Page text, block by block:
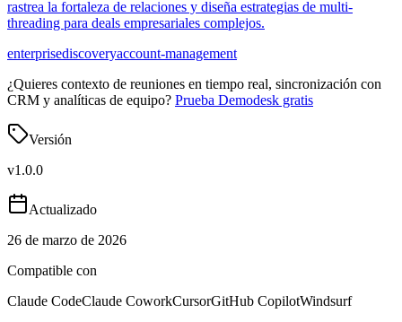
rastrea la fortaleza de relaciones y diseña estrategias de multi-
threading para deals empresariales complejos.
enterprisediscoveryaccount-management
¿Quieres contexto de reuniones en tiempo real, sincronización con
CRM y analíticas de equipo? Prueba Demodesk gratis
Versión
v1.0.0
Actualizado
26 de marzo de 2026
Compatible con
Claude CodeClaude CoworkCursorGitHub CopilotWindsurf